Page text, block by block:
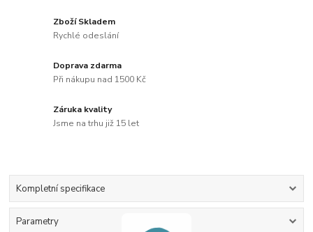
Zboží Skladem
Rychlé odeslání
Doprava zdarma
Při nákupu nad 1500 Kč
Záruka kvality
Jsme na trhu již 15 let
Kompletní specifikace
Parametry